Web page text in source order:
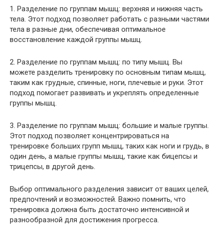
1. Разделение по группам мышц: верхняя и нижняя часть
тела. Этот подход позволяет работать с разными частями
тела в разные дни, обеспечивая оптимальное
восстановление каждой группы мышц.
2. Разделение по группам мышц: по типу мышц. Вы
можете разделить тренировку по основным типам мышц,
таким как грудные, спинные, ноги, плечевые и руки. Этот
подход помогает развивать и укреплять определенные
группы мышц.
3. Разделение по группам мышц: большие и малые группы.
Этот подход позволяет концентрироваться на
тренировке больших групп мышц, таких как ноги и грудь, в
один день, а малые группы мышц, такие как бицепсы и
трицепсы, в другой день.
Выбор оптимального разделения зависит от ваших целей,
предпочтений и возможностей. Важно помнить, что
тренировка должна быть достаточно интенсивной и
разнообразной для достижения прогресса.